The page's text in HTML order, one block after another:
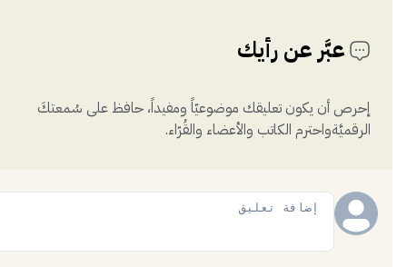
عبَّر عن رأيك
إحرص أن يكون تعليقك موضوعيّاً ومفيداً، حافظ على سُمعتكَ
الرقميَّةواحترم الكاتب والأعضاء والقُرّاء.